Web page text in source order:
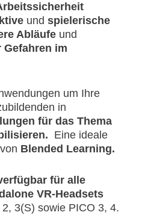
und spielerische
Abläufe und
im
um Ihre
in
für das Thema
Eine ideale
Blended Learning.
für alle
VR-Headsets
3(S) sowie PICO 3, 4.